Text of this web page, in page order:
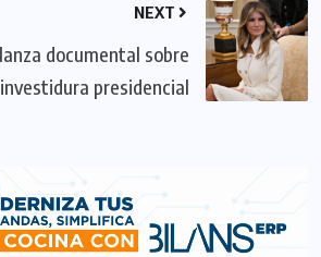
NEXT
documental sobre
presidencial